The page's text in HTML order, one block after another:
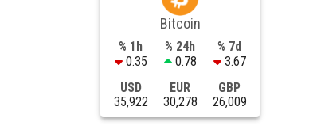
Bitcoin
% 1h
0.35
% 24h
0.78
% 7d
3.67
USD
35,922
EUR
30,278
GBP
26,009